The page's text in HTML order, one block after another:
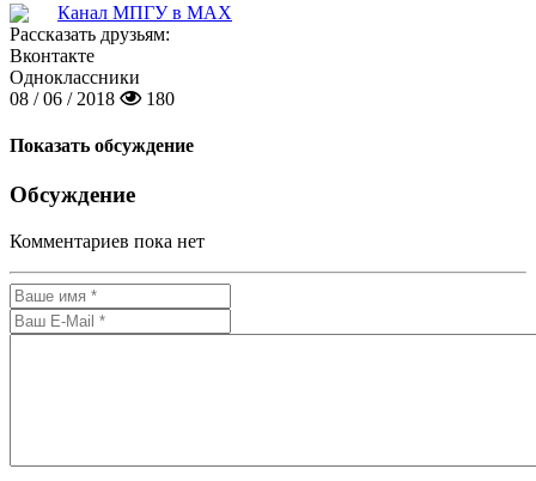
Канал МПГУ в MAX
Рассказать друзьям:
Вконтакте
Одноклассники
08 / 06 / 2018
180
Показать обсуждение
Обсуждение
Комментариев пока нет